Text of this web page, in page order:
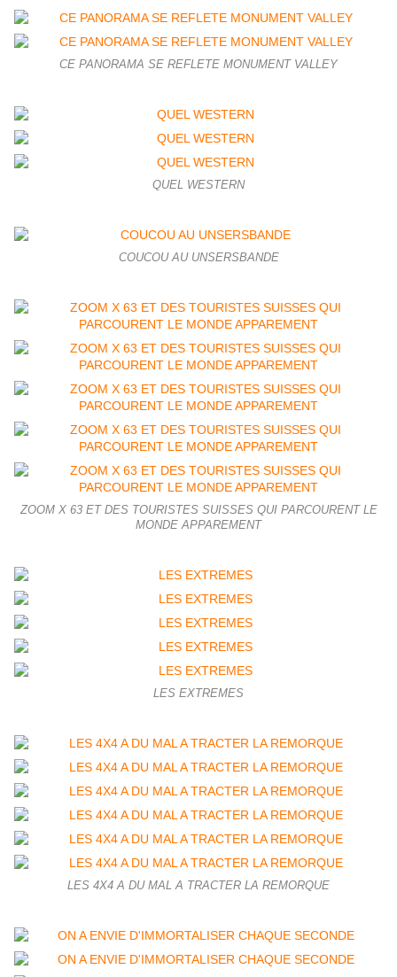
CE PANORAMA SE REFLETE MONUMENT VALLEY
QUEL WESTERN
COUCOU AU UNSERSBANDE
ZOOM X 63 ET DES TOURISTES SUISSES QUI PARCOURENT LE
MONDE APPAREMENT
LES EXTREMES
LES 4X4 A DU MAL A TRACTER LA REMORQUE